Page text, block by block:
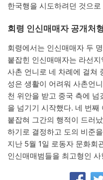
한국행을 시도하려던 것으
회령 인신매매자 공개처
회령에서는 인신매매자 두
붙잡힌 인신매매자는 라선
사촌 언니로 네 차례에 걸쳐
성은 생활이 어려워 사촌언
천 위안을 받고 중국 측에
을 넘기기 시작했다. 네 번
붙잡혀 그간의 행적이 드러
하기로 결정하고 도의 비준
지난 5월 1일 로동자 문화회
인신매매범들을 최고형인